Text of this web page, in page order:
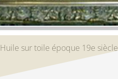
Huile sur toile époque 19e siècle